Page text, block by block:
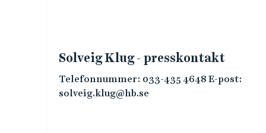
Solveig Klug - presskontakt
Telefonnummer: 033-435 4648 E-post:
solveig.klug@hb.se